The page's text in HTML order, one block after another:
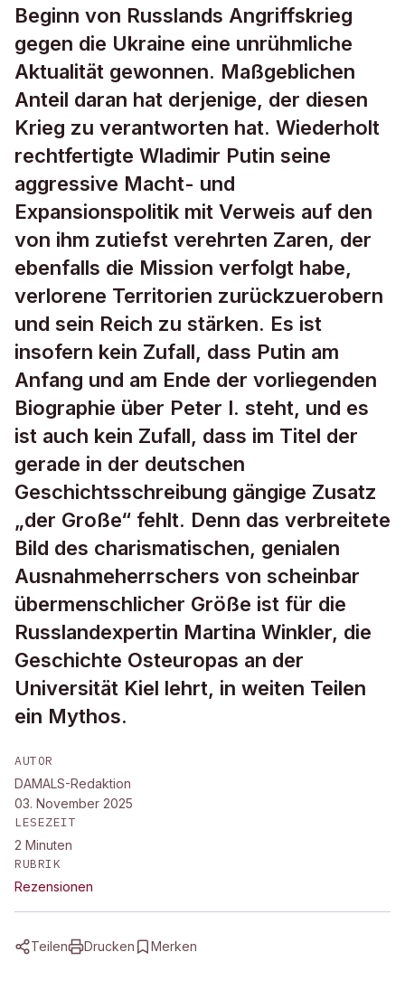
Beginn von Russlands Angriffskrieg
gegen die Ukraine eine unrühmliche
Aktualität gewonnen. Maßgeblichen
Anteil daran hat derjenige, der diesen
Krieg zu verantworten hat. Wiederholt
rechtfertigte Wladimir Putin seine
aggressive Macht- und
Expansionspolitik mit Verweis auf den
von ihm zutiefst verehrten Zaren, der
ebenfalls die Mission verfolgt habe,
verlorene Territorien zurückzuerobern
und sein Reich zu stärken. Es ist
insofern kein Zufall, dass Putin am
Anfang und am Ende der vorliegenden
Biographie über Peter I. steht, und es
ist auch kein Zufall, dass im Titel der
gerade in der deutschen
Geschichtsschreibung gängige Zusatz
„der Große“ fehlt. Denn das verbreitete
Bild des charismatischen, genialen
Ausnahmeherrschers von scheinbar
übermenschlicher Größe ist für die
Russlandexpertin Martina Winkler, die
Geschichte Osteuropas an der
Universität Kiel lehrt, in weiten Teilen
ein Mythos.
AUTOR
DAMALS-Redaktion
03. November 2025
LESEZEIT
2 Minuten
RUBRIK
Rezensionen
Teilen Drucken Merken